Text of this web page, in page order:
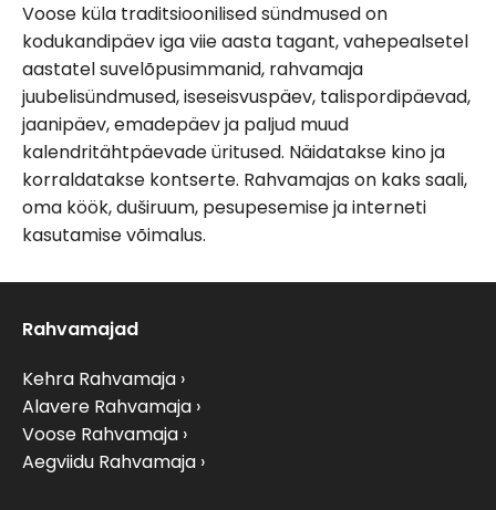
Voose küla traditsioonilised sündmused on
kodukandipäev iga viie aasta tagant, vahepealsetel
aastatel suvelõpusimmanid, rahvamaja
juubelisündmused, iseseisvuspäev, talispordipäevad,
jaanipäev, emadepäev ja paljud muud
kalendritähtpäevade üritused. Näidatakse kino ja
korraldatakse kontserte. Rahvamajas on kaks saali,
oma köök, duširuum, pesupesemise ja interneti
kasutamise võimalus.
Rahvamajad
Kehra Rahvamaja
Alavere Rahvamaja
Voose Rahvamaja
Aegviidu Rahvamaja